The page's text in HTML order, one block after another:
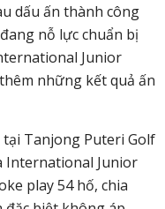
dấu ấn thành công
nỗ lực chuẩn bị
Junior
những kết quả ấn
Tanjong Puteri Golf
International Junior
play 54 hố, chia